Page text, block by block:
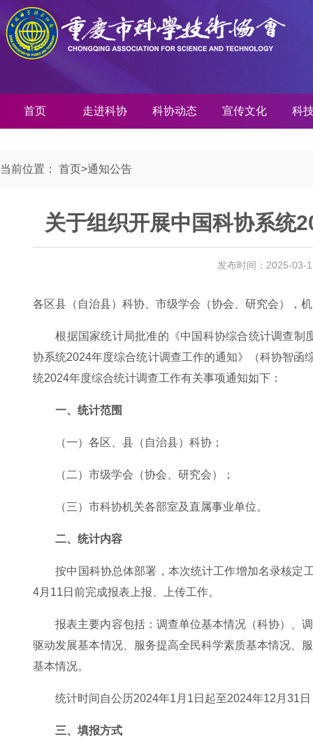
首页 走进科协 科协动态 宣传文化 科
当前位置： 首页>通知公告
关于组织开展中国科协系统
发布时间：2025-
各区县（自治县）科协、市级学会（协会、研究会），
根据国家统计局批准的《中国科协综合统计调查
协系统2024年度综合统计调查工作的通知》（科协智
统2024年度综合统计调查工作有关事项通知如下：
一、统计范围
（一）各区、县（自治县）科协；
（二）市级学会（协会、研究会）；
（三）市科协机关各部室及直属事业单位。
二、统计内容
按中国科协总体部署，本次统计工作增加名录核定
4月11日前完成报表上报、上传工作。
报表主要内容包括：调查单位基本情况（科协）、
驱动发展基本情况、服务提高全民科学素质基本情况、
基本情况。
统计时间自公历2024年1月1日起至2024年12月31
三、填报方式